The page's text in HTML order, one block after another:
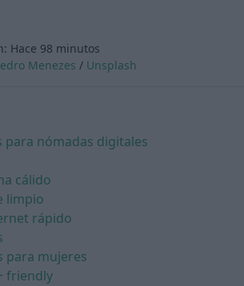
Hace 98 minutos
Menezes / Unsplash
para nómadas digitales
cálido
limpio
rápido
para mujeres
friendly